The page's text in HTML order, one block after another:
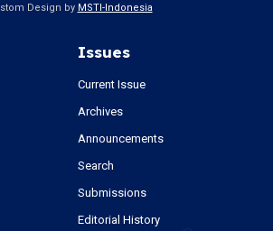
Design by MSTI-Indonesia
Issues
Current Issue
Archives
Announcements
Search
Submissions
Editorial History